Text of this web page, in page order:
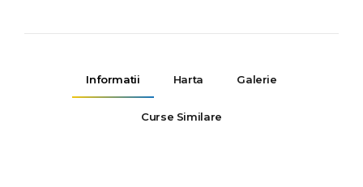
Informatii Harta Galerie
Curse Similare